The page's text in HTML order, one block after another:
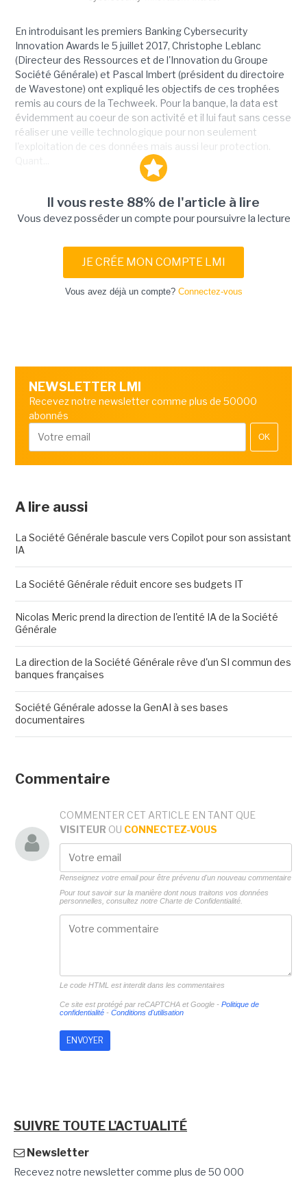
En introduisant les premiers Banking Cybersecurity
Innovation Awards le 5 juillet 2017, Christophe Leblanc
(Directeur des Ressources et de l'Innovation du Groupe
Société Générale) et Pascal Imbert (président du directoire
de Wavestone) ont expliqué les objectifs de ces trophées
remis au cours de la Techweek. Pour la banque, la data est
évidemment au coeur de son activité et il lui faut sans cesse
réaliser une veille technologique pour non seulement
l'exploitation de ces données mais aussi leur protection.
Il vous reste 88% de l'article à lire
Vous devez posséder un compte pour poursuivre la lecture
JE CRÉE MON COMPTE LMI
Vous avez déjà un compte? Connectez-vous
NEWSLETTER LMI
Recevez notre newsletter comme plus de 50000
abonnés
OK
A lire aussi
La Société Générale bascule vers Copilot pour son assistant
IA
La Société Générale réduit encore ses budgets IT
Nicolas Meric prend la direction de l'entité IA de la Société
Générale
La direction de la Société Générale rêve d'un SI commun des
banques françaises
Société Générale adosse la GenAI à ses bases
documentaires
Commentaire
COMMENTER CET ARTICLE EN TANT QUE
VISITEUR OU CONNECTEZ-VOUS
Renseignez votre email pour être prévenu d'un nouveau commentaire
Pour tout savoir sur la manière dont nous traitons vos données
personnelles, consultez notre Charte de Confidentialité.
Le code HTML est interdit dans les commentaires
Ce site est protégé par reCAPTCHA et Google - Politique de
confidentialité- Conditions d'utilisation
SUIVRE TOUTE L'ACTUALITÉ
Newsletter
Recevez notre newsletter comme plus de 50 000